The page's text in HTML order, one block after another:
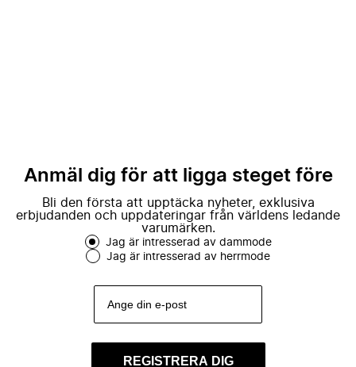
Anmäl dig för att ligga steget före
Bli den första att upptäcka nyheter, exklusiva
erbjudanden och uppdateringar från världens ledande
varumärken.
Jag är intresserad av dammode
Jag är intresserad av herrmode
REGISTRERA DIG